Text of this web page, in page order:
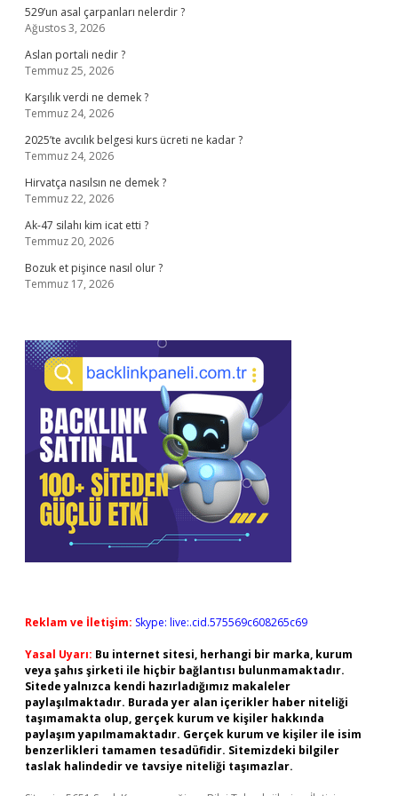
529’un asal çarpanları nelerdir ?
Ağustos 3, 2026
Aslan portali nedir ?
Temmuz 25, 2026
Karşılık verdi ne demek ?
Temmuz 24, 2026
2025’te avcılık belgesi kurs ücreti ne kadar ?
Temmuz 24, 2026
Hirvatça nasılsın ne demek ?
Temmuz 22, 2026
Ak-47 silahı kim icat etti ?
Temmuz 20, 2026
Bozuk et pişince nasıl olur ?
Temmuz 17, 2026
Reklam ve İletişim: Skype: live:.cid.575569c608265c69
Yasal Uyarı: Bu internet sitesi, herhangi bir marka, kurum
veya şahıs şirketi ile hiçbir bağlantısı bulunmamaktadır.
Sitede yalnızca kendi hazırladığımız makaleler
paylaşılmaktadır. Burada yer alan içerikler haber niteliği
taşımamakta olup, gerçek kurum ve kişiler hakkında
paylaşım yapılmamaktadır. Gerçek kurum ve kişiler ile isim
benzerlikleri tamamen tesadüfidir. Sitemizdeki bilgiler
taslak halindedir ve tavsiye niteliği taşımazlar.